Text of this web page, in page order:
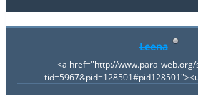
Leena
<a href="http://www.para-web.org/